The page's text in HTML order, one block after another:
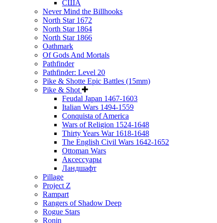
США
Never Mind the Billhooks
North Star 1672
North Star 1864
North Star 1866
Oathmark
Of Gods And Mortals
Pathfinder
Pathfinder: Level 20
Pike & Shotte Epic Battles (15mm)
Pike & Shot
Feudal Japan 1467-1603
Italian Wars 1494-1559
Conquista of America
Wars of Religion 1524-1648
Thirty Years War 1618-1648
The English Civil Wars 1642-1652
Ottoman Wars
Аксессуары
Ландшафт
Pillage
Project Z
Rampart
Rangers of Shadow Deep
Rogue Stars
Ronin